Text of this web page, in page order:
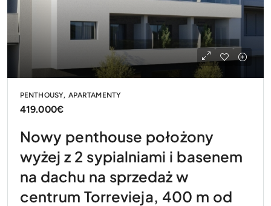
PENTHOUSY, APARTAMENTY
419.000€
Nowy penthouse położony
wyżej z 2 sypialniami i basenem
na dachu na sprzedaż w
centrum Torrevieja, 400 m od